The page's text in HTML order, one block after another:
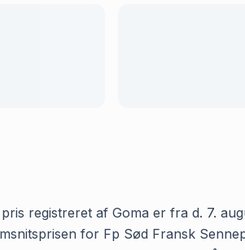
registreret af Goma er fra d. 7.
for Fp Sød Fransk